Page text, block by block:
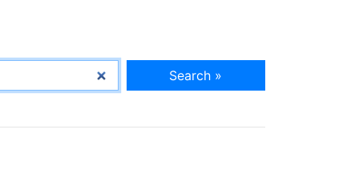
Search »